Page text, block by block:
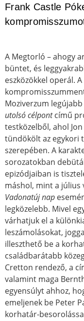
Frank Castle
A Megtorló – ahogy
büntet, és
eszközökkel operál.
Moziverzum
utolsó célpontcímű
testközelből, ahol
tündökölt az egykori
szerepében. A
sorozatokban
epizódjaiban is
máshol, mint a július
Vadonatúj nap
legközelebb. Mivel
várhatjuk el a
leszámolásokat,
illeszthető be a
családbarátabb
Cretton rendező, a
valamint maga
egyensúlyt ahhoz,
emeljenek be Peter
korhatár-